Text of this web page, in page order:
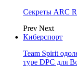
Секреты ARC
Prev Next
Киберспорт
Team Spirit
туре DPC для